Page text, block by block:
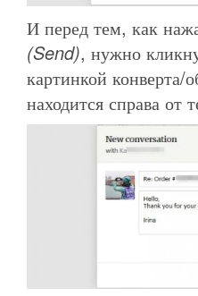
И перед тем, как
(Send), нужно
картинкой конверта/
находится справа от